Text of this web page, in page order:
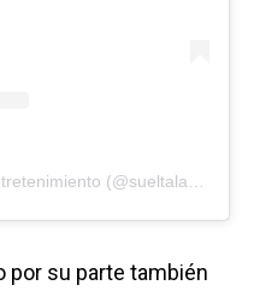
por su parte también